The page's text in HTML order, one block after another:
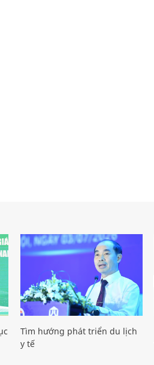
Tìm hướng phát triển du lịch
y tế